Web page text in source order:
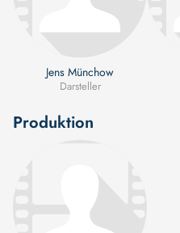
Jens Münchow
Darsteller
Produktion